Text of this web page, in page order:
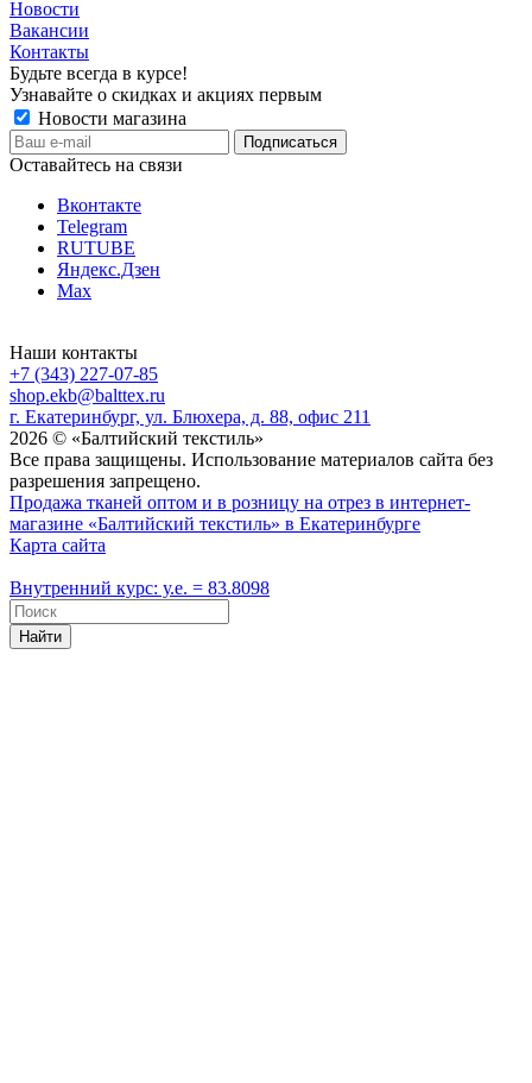
Новости
Вакансии
Контакты
Будьте всегда в курсе!
Узнавайте о скидках и акциях первым
Новости магазина
Оставайтесь на связи
Вконтакте
Telegram
RUTUBE
Яндекс.Дзен
Max
Наши контакты
+7 (343) 227-07-85
shop.ekb@balttex.ru
г. Екатеринбург, ул. Блюхера, д. 88, офис 211
2026 © «Балтийский текстиль»
Все права защищены. Использование материалов сайта без
разрешения запрещено.
Продажа тканей оптом и в розницу на отрез в интернет-
магазине «Балтийский текстиль» в Екатеринбурге
Карта сайта
Внутренний курс: у.е. = 83.8098
Найти